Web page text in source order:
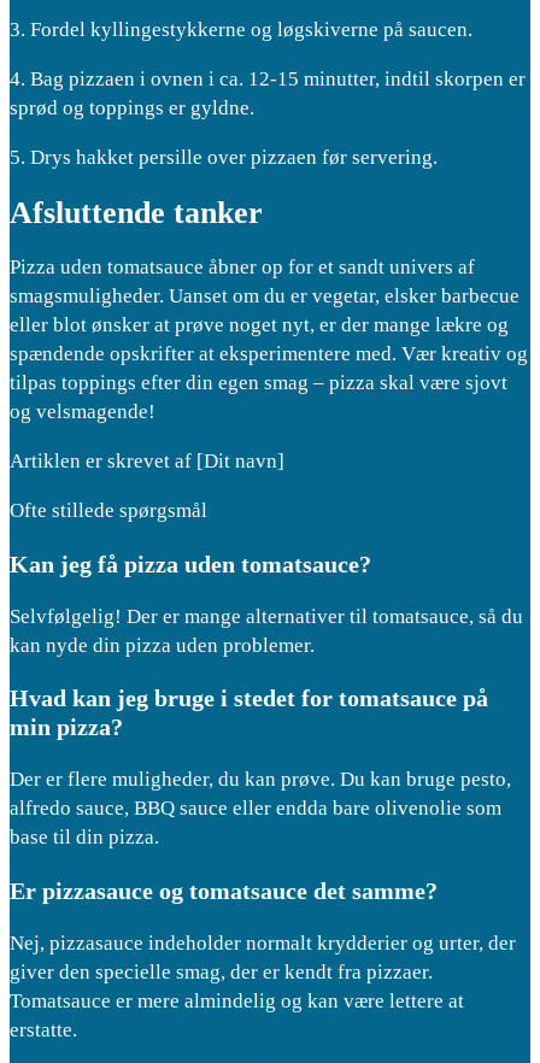
3. Fordel kyllingestykkerne og løgskiverne på saucen.
4. Bag pizzaen i ovnen i ca. 12-15 minutter, indtil skorpen er
sprød og toppings er gyldne.
5. Drys hakket persille over pizzaen før servering.
Afsluttende tanker
Pizza uden tomatsauce åbner op for et sandt univers af
smagsmuligheder. Uanset om du er vegetar, elsker barbecue
eller blot ønsker at prøve noget nyt, er der mange lækre og
spændende opskrifter at eksperimentere med. Vær kreativ og
tilpas toppings efter din egen smag – pizza skal være sjovt
og velsmagende!
Artiklen er skrevet af [Dit navn]
Ofte stillede spørgsmål
Kan jeg få pizza uden tomatsauce?
Selvfølgelig! Der er mange alternativer til tomatsauce, så du
kan nyde din pizza uden problemer.
Hvad kan jeg bruge i stedet for tomatsauce på
min pizza?
Der er flere muligheder, du kan prøve. Du kan bruge pesto,
alfredo sauce, BBQ sauce eller endda bare olivenolie som
base til din pizza.
Er pizzasauce og tomatsauce det samme?
Nej, pizzasauce indeholder normalt krydderier og urter, der
giver den specielle smag, der er kendt fra pizzaer.
Tomatsauce er mere almindelig og kan være lettere at
erstatte.